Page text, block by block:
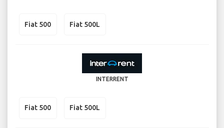
Fiat 500 Fiat 500L
INTERRENT
Fiat 500 Fiat 500L